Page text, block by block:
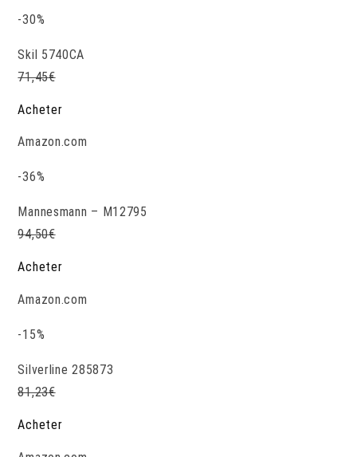
-30%
Skil 5740CA
71,45€
Acheter
Amazon.com
-36%
Mannesmann – M12795
94,50€
Acheter
Amazon.com
-15%
Silverline 285873
81,23€
Acheter